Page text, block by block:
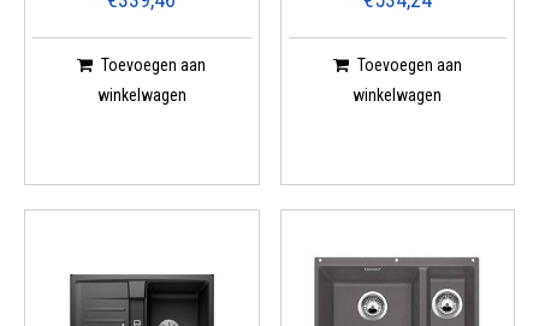
Toevoegen aan
winkelwagen
Toevoegen aan
winkelwagen